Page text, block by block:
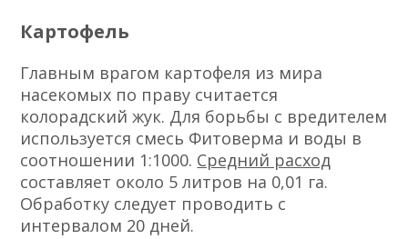
Картофель
Главным врагом картофеля из мира
насекомых по праву считается
колорадский жук. Для борьбы с вредителем
используется смесь Фитоверма и воды в
соотношении 1:1000. Средний расход
составляет около 5 литров на 0,01 га.
Обработку следует проводить с
интервалом 20 дней.